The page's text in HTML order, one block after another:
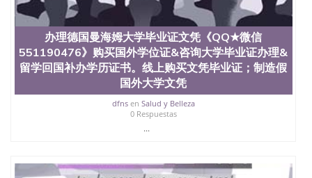
办理德国曼海姆大学毕业证文凭《QQ★微信
551190476》购买国外学位证&咨询大学毕业证办理&
留学回国补办学历证书。线上购买文凭毕业证；制造假
国外大学文凭
dfnsen Salud y Belleza
0 Respuestas
...